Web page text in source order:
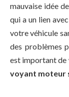
mauvaise idée
qui a un lien
votre véhicule
des problèmes
est important de
voyant moteur